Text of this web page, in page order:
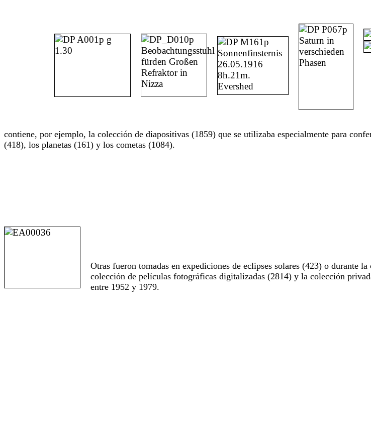
contiene, por ejemplo, la colección de diapositivas (1859) que se utilizaba especialmente para
(418), los planetas (161) y los cometas (1084).
Otras fueron tomadas en expediciones de eclipses solares (423) o durante
colección de películas fotográficas digitalizadas (2814) y la colección
entre 1952 y 1979.